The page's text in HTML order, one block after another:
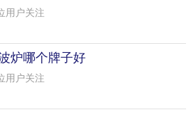
用户关注
炉哪个牌子好
用户关注